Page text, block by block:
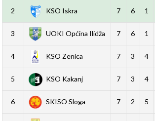
2 KSO Iskra 7 6 1
3 UOKI Općina Ilidža 7 6 1
4 KSO Zenica 7 3 4
5 KSO Kakanj 7 3 4
6 SKISO Sloga 7 2 5